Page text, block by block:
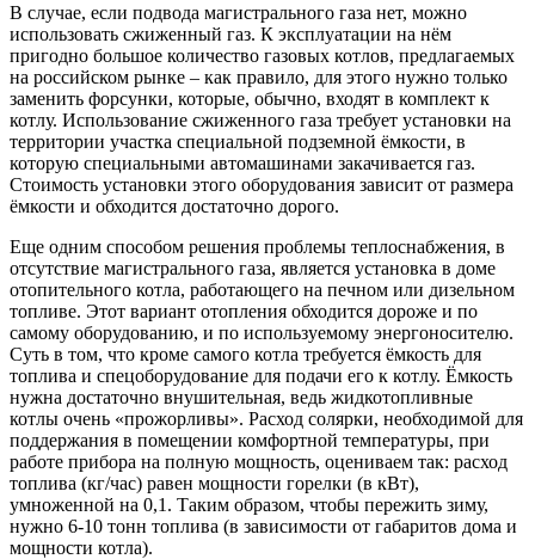
В случае, если подвода магистрального газа нет, можно
использовать сжиженный газ. К эксплуатации на нём
пригодно большое количество газовых котлов, предлагаемых
на российском рынке – как правило, для этого нужно только
заменить форсунки, которые, обычно, входят в комплект к
котлу. Использование сжиженного газа требует установки на
территории участка специальной подземной ёмкости, в
которую специальными автомашинами закачивается газ.
Стоимость установки этого оборудования зависит от размера
ёмкости и обходится достаточно дорого.
Еще одним способом решения проблемы теплоснабжения, в
отсутствие магистрального газа, является установка в доме
отопительного котла, работающего на печном или дизельном
топливе. Этот вариант отопления обходится дороже и по
самому оборудованию, и по используемому энергоносителю.
Суть в том, что кроме самого котла требуется ёмкость для
топлива и спецоборудование для подачи его к котлу. Ёмкость
нужна достаточно внушительная, ведь жидкотопливные
котлы очень «прожорливы». Расход солярки, необходимой для
поддержания в помещении комфортной температуры, при
работе прибора на полную мощность, оцениваем так: расход
топлива (кг/час) равен мощности горелки (в кВт),
умноженной на 0,1. Таким образом, чтобы пережить зиму,
нужно 6-10 тонн топлива (в зависимости от габаритов дома и
мощности котла).